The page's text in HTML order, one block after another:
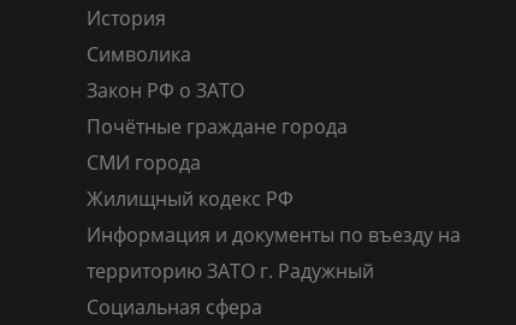
История
Символика
Закон РФ о ЗАТО
Почётные граждане города
СМИ города
Жилищный кодекс РФ
Информация и документы по въезду на
территорию ЗАТО г. Радужный
Социальная сфера